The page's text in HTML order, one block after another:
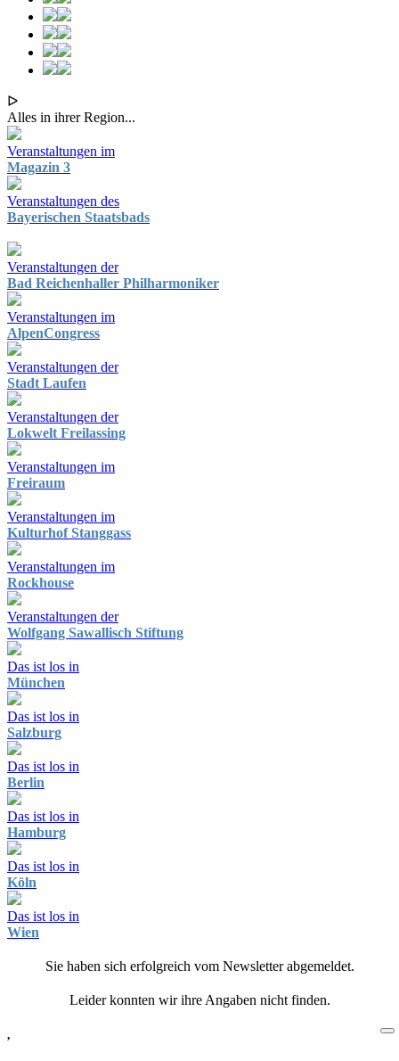
ᐅ
Alles in ihrer Region...
Veranstaltungen im
Magazin 3
Veranstaltungen des
Bayerischen Staatsbads
Veranstaltungen der
Bad Reichenhaller Philharmoniker
Veranstaltungen im
AlpenCongress
Veranstaltungen der
Stadt Laufen
Veranstaltungen der
Lokwelt Freilassing
Veranstaltungen im
Freiraum
Veranstaltungen im
Kulturhof Stanggass
Veranstaltungen im
Rockhouse
Veranstaltungen der
Wolfgang Sawallisch Stiftung
Das ist los in
München
Das ist los in
Salzburg
Das ist los in
Berlin
Das ist los in
Hamburg
Das ist los in
Köln
Das ist los in
Wien
Sie haben sich erfolgreich vom Newsletter abgemeldet.
Leider konnten wir ihre Angaben nicht finden.
,